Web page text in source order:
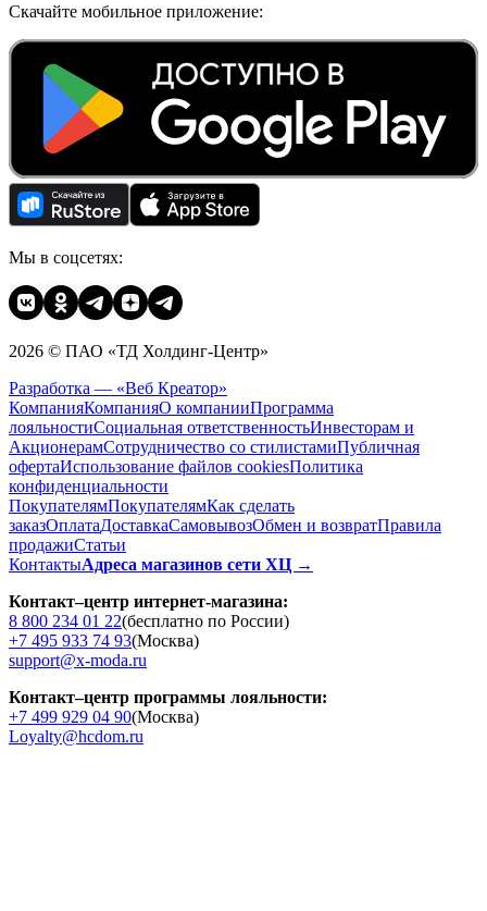
Скачайте мобильное приложение:
Мы в соцсетях:
2026 © ПАО «ТД Холдинг-Центр»
Разработка — «Веб Креатор»
КомпанияКомпанияО компанииПрограмма
лояльностиСоциальная ответственностьИнвесторам и
АкционерамСотрудничество со стилистамиПубличная
офертаИспользование файлов cookiesПолитика
конфиденциальности
ПокупателямПокупателямКак сделать
заказОплатаДоставкаCамовывозОбмен и возвратПравила
продажиСтатьи
КонтактыАдреса магазинов сети ХЦ →
Контакт–центр интернет-магазина:
8 800 234 01 22(бесплатно по России)
+7 495 933 74 93(Москва)
support@x-moda.ru
Контакт–центр программы лояльности:
+7 499 929 04 90(Москва)
Loyalty@hcdom.ru